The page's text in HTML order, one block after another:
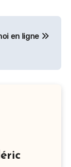
en ligne